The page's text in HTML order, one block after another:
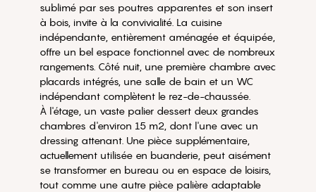
sublimé par ses poutres apparentes et son insert
à bois, invite à la convivialité. La cuisine
indépendante, entièrement aménagée et équipée,
offre un bel espace fonctionnel avec de nombreux
rangements. Côté nuit, une première chambre avec
placards intégrés, une salle de bain et un WC
indépendant complètent le rez-de-chaussée.
À l'étage, un vaste palier dessert deux grandes
chambres d'environ 15 m2, dont l'une avec un
dressing attenant. Une pièce supplémentaire,
actuellement utilisée en buanderie, peut aisément
se transformer en bureau ou en espace de loisirs,
tout comme une autre pièce palière adaptable